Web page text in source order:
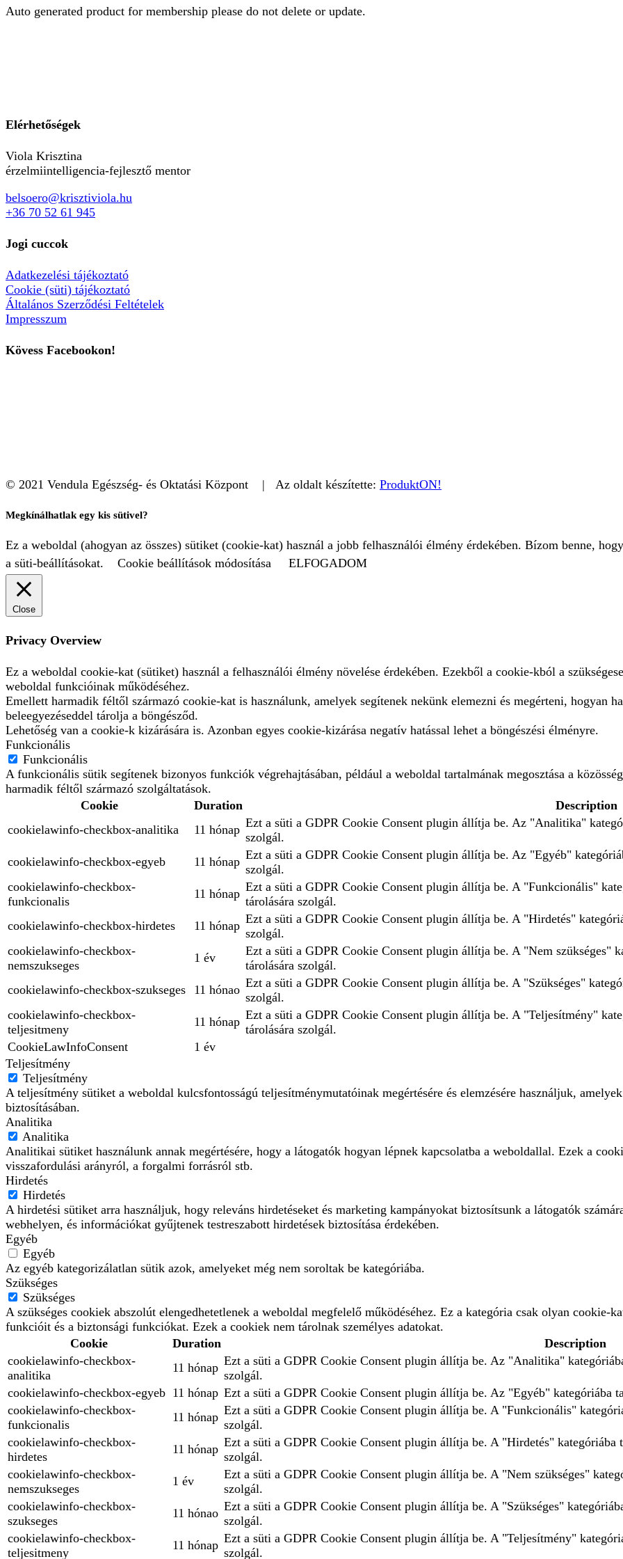
Auto generated product for membership please do not delete or update.
Elérhetőségek
Viola Krisztina
érzelmiintelligencia-fejlesztő mentor
belsoero@krisztiviola.hu
+36 70 52 61 945
Jogi cuccok
Adatkezelési tájékoztató
Cookie (süti) tájékoztató
Általános Szerződési Feltételek
Impresszum
Kövess Facebookon!
© 2021 Vendula Egészség- és Oktatási Központ | Az oldalt készítette: ProduktON!
Megkínálhatlak egy kis sütivel?
Ez a weboldal (ahogyan az összes) sütiket (cookie-kat) használ a jobb felhasználói élmény érdekében. Bízom benne,
a süti-beállításokat.
Cookie beállítások módosítása ELFOGADOM
Close
Privacy Overview
Ez a weboldal cookie-kat (sütiket) használ a felhasználói élmény növelése érdekében. Ezekből a cookie-kból a
weboldal funkcióinak működéséhez.
Emellett harmadik féltől származó cookie-kat is használunk, amelyek segítenek nekünk elemezni és megérteni, hogyan
beleegyezéseddel tárolja a böngésződ.
Lehetőség van a cookie-k kizárására is. Azonban egyes cookie-kizárása negatív hatással lehet a böngészési élményre.
Funkcionális
Funkcionális
A funkcionális sütik segítenek bizonyos funkciók végrehajtásában, például a weboldal tartalmának megosztása a
harmadik féltől származó szolgáltatások.
Cookie
Duration
Description
cookielawinfo-checkbox-analitika
11 hónap Ezt a süti a GDPR Cookie Consent plugin állítja be. Az "Analitika"
szolgál.
cookielawinfo-checkbox-egyeb
11 hónap Ezt a süti a GDPR Cookie Consent plugin állítja be. Az "Egyéb"
szolgál.
cookielawinfo-checkbox-
funkcionalis
11 hónap Ezt a süti a GDPR Cookie Consent plugin állítja be. A "Funkcionális"
tárolására szolgál.
cookielawinfo-checkbox-hirdetes
11 hónap Ezt a süti a GDPR Cookie Consent plugin állítja be. A "Hirdetés"
szolgál.
cookielawinfo-checkbox-
nemszukseges
1 év
Ezt a süti a GDPR Cookie Consent plugin állítja be. A "Nem szükséges"
tárolására szolgál.
cookielawinfo-checkbox-szukseges
11 hónao Ezt a süti a GDPR Cookie Consent plugin állítja be. A "Szükséges"
szolgál.
cookielawinfo-checkbox-
teljesitmeny
11 hónap Ezt a süti a GDPR Cookie Consent plugin állítja be. A "Teljesítmény"
tárolására szolgál.
CookieLawInfoConsent
1 év
Teljesítmény
Teljesítmény
A teljesítmény sütiket a weboldal kulcsfontosságú teljesítménymutatóinak megértésére és elemzésére használjuk,
biztosításában.
Analitika
Analitika
Analitikai sütiket használunk annak megértésére, hogy a látogatók hogyan lépnek kapcsolatba a weboldallal. Ezek a
visszafordulási arányról, a forgalmi forrásról stb.
Hirdetés
Hirdetés
A hirdetési sütiket arra használjuk, hogy releváns hirdetéseket és marketing kampányokat biztosítsunk a látogatók
webhelyen, és információkat gyűjtenek testreszabott hirdetések biztosítása érdekében.
Egyéb
Egyéb
Az egyéb kategorizálatlan sütik azok, amelyeket még nem soroltak be kategóriába.
Szükséges
Szükséges
A szükséges cookiek abszolút elengedhetetlenek a weboldal megfelelő működéséhez. Ez a kategória csak olyan cookie-
funkcióit és a biztonsági funkciókat. Ezek a cookiek nem tárolnak személyes adatokat.
Cookie
Duration
Description
cookielawinfo-checkbox-
analitika
11 hónap Ezt a süti a GDPR Cookie Consent plugin állítja be. Az "Analitika"
szolgál.
cookielawinfo-checkbox-egyeb 11 hónap Ezt a süti a GDPR Cookie Consent plugin állítja be. Az "Egyéb" kategóriába
cookielawinfo-checkbox-
funkcionalis
11 hónap Ezt a süti a GDPR Cookie Consent plugin állítja be. A "Funkcionális"
szolgál.
cookielawinfo-checkbox-
hirdetes
11 hónap Ezt a süti a GDPR Cookie Consent plugin állítja be. A "Hirdetés" kategóriába
szolgál.
cookielawinfo-checkbox-
nemszukseges
1 év
Ezt a süti a GDPR Cookie Consent plugin állítja be. A "Nem szükséges"
szolgál.
cookielawinfo-checkbox-
szukseges
11 hónao Ezt a süti a GDPR Cookie Consent plugin állítja be. A "Szükséges"
szolgál.
cookielawinfo-checkbox-
teljesitmeny
11 hónap Ezt a süti a GDPR Cookie Consent plugin állítja be. A "Teljesítmény"
szolgál.